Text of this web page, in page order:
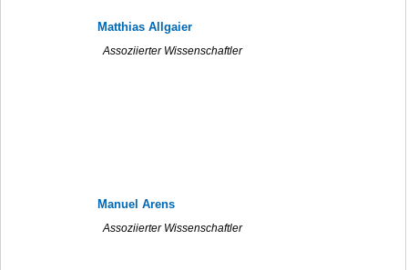
Matthias Allgaier
Assoziierter Wissenschaftler
Manuel Arens
Assoziierter Wissenschaftler